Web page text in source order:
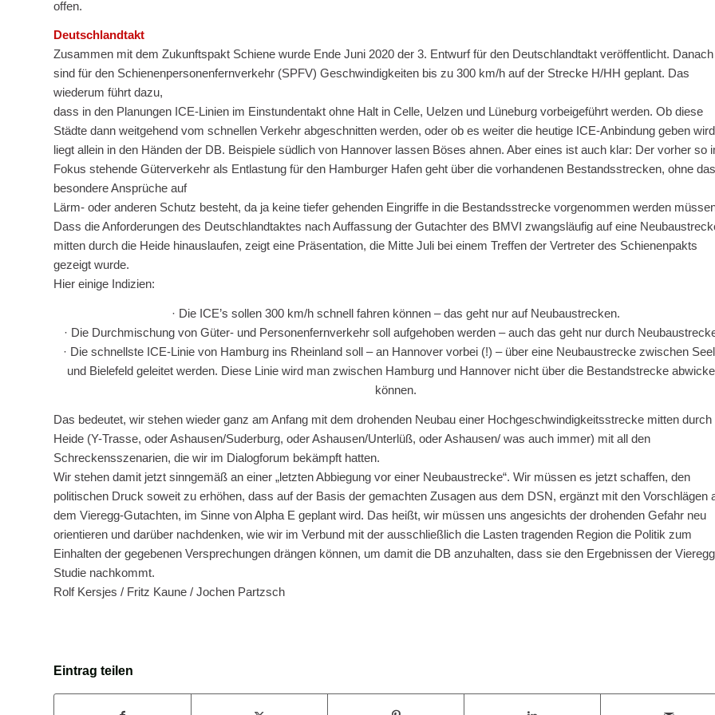
offen.
Deutschlandtakt
Zusammen mit dem Zukunftspakt Schiene wurde Ende Juni 2020 der 3. Entwurf für den Deutschlandtakt veröffentlicht. Danach
sind für den Schienenpersonenfernverkehr (SPFV) Geschwindigkeiten bis zu 300 km/h auf der Strecke H/HH geplant. Das
wiederum führt dazu,
dass in den Planungen ICE-Linien im Einstundentakt ohne Halt in Celle, Uelzen und Lüneburg vorbeigeführt werden. Ob diese
Städte dann weitgehend vom schnellen Verkehr abgeschnitten werden, oder ob es weiter die heutige ICE-Anbindung geben
liegt allein in den Händen der DB. Beispiele südlich von Hannover lassen Böses ahnen. Aber eines ist auch klar: Der vorher so
Fokus stehende Güterverkehr als Entlastung für den Hamburger Hafen geht über die vorhandenen Bestandsstrecken, ohne
besondere Ansprüche auf
Lärm- oder anderen Schutz besteht, da ja keine tiefer gehenden Eingriffe in die Bestandsstrecke vorgenommen werden
Dass die Anforderungen des Deutschlandtaktes nach Auffassung der Gutachter des BMVI zwangsläufig auf eine
mitten durch die Heide hinauslaufen, zeigt eine Präsentation, die Mitte Juli bei einem Treffen der Vertreter des Schienenpakts
gezeigt wurde.
Hier einige Indizien:
· Die ICE’s sollen 300 km/h schnell fahren können – das geht nur auf Neubaustrecken.
· Die Durchmischung von Güter- und Personenfernverkehr soll aufgehoben werden – auch das geht nur durch
· Die schnellste ICE-Linie von Hamburg ins Rheinland soll – an Hannover vorbei (!) – über eine Neubaustrecke zwischen
und Bielefeld geleitet werden. Diese Linie wird man zwischen Hamburg und Hannover nicht über die Bestandstrecke
können.
Das bedeutet, wir stehen wieder ganz am Anfang mit dem drohenden Neubau einer Hochgeschwindigkeitsstrecke mitten durch
Heide (Y-Trasse, oder Ashausen/Suderburg, oder Ashausen/Unterlüß, oder Ashausen/ was auch immer) mit all den
Schreckensszenarien, die wir im Dialogforum bekämpft hatten.
Wir stehen damit jetzt sinngemäß an einer „letzten Abbiegung vor einer Neubaustrecke“. Wir müssen es jetzt schaffen, den
politischen Druck soweit zu erhöhen, dass auf der Basis der gemachten Zusagen aus dem DSN, ergänzt mit den Vorschlägen
dem Vieregg-Gutachten, im Sinne von Alpha E geplant wird. Das heißt, wir müssen uns angesichts der drohenden Gefahr neu
orientieren und darüber nachdenken, wie wir im Verbund mit der ausschließlich die Lasten tragenden Region die Politik zum
Einhalten der gegebenen Versprechungen drängen können, um damit die DB anzuhalten, dass sie den Ergebnissen der
Studie nachkommt.
Rolf Kersjes / Fritz Kaune / Jochen Partzsch
Eintrag teilen